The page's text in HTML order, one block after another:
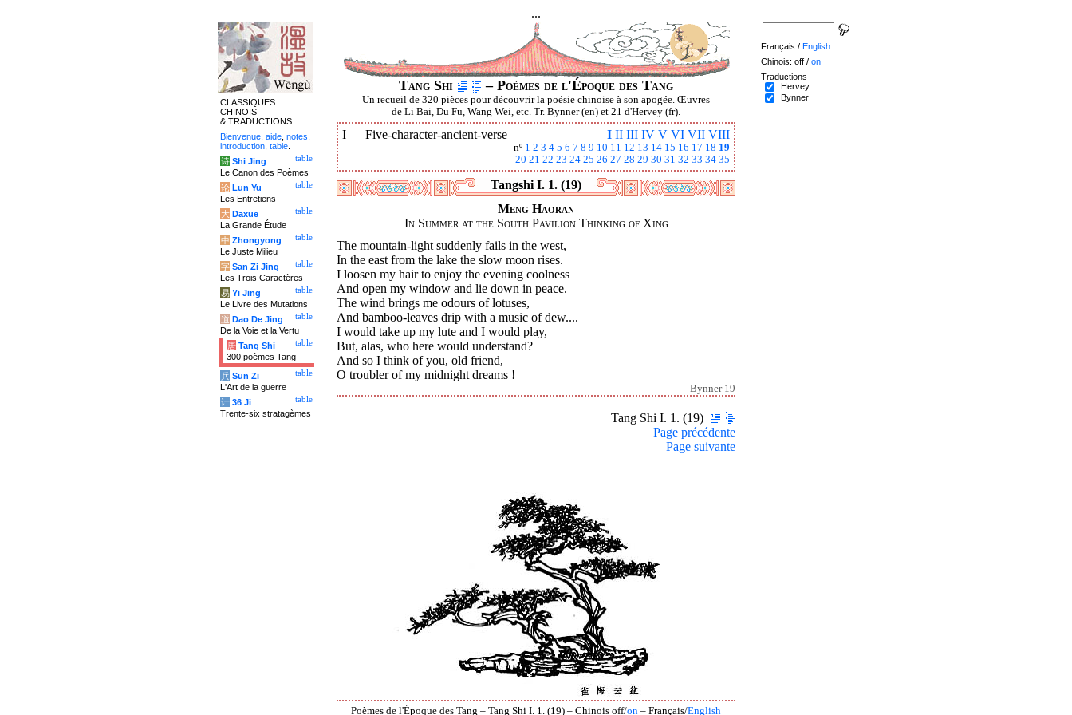
...
Tang Shi – Poèmes de l'Époque des Tang
Un recueil de 320 pièces pour découvrir la poésie chinoise à son apogée. Œuvres
de Li Bai, Du Fu, Wang Wei, etc. Tr. Bynner (en) et 21 d'Hervey (fr).
I II III IV V VI VII VIII
I — Five-character-ancient-verse
nº 1 2 3 4 5 6 7 8 9 10 11 12 13 14 15 16 17 18 19
20 21 22 23 24 25 26 27 28 29 30 31 32 33 34 35
Tangshi I. 1. (19)
Meng Haoran
In Summer at the South Pavilion Thinking of Xing
The mountain-light suddenly fails in the west,
In the east from the lake the slow moon rises.
I loosen my hair to enjoy the evening coolness
And open my window and lie down in peace.
The wind brings me odours of lotuses,
And bamboo-leaves drip with a music of dew....
I would take up my lute and I would play,
But, alas, who here would understand?
And so I think of you, old friend,
O troubler of my midnight dreams !
Bynner 19
Tang Shi I. 1. (19)
Page précédente
Page suivante
Poèmes de l'Époque des Tang – Tang Shi I. 1. (19) – Chinois off/on – Français/English
CLASSIQUES
CHINOIS
& TRADUCTIONS
Bienvenue aide notes
introduction table
table
诗 Shi Jing
Le Canon des Poèmes
table
论 Lun Yu
Les Entretiens
table
大 Daxue
La Grande Étude
table
中 Zhongyong
Le Juste Milieu
table
字 San Zi Jing
Les Trois Caractères
table
易 Yi Jing
Le Livre des Mutations
table
道 Dao De Jing
De la Voie et la Vertu
table
唐 Tang Shi
300 poèmes Tang
table
兵 Sun Zi
L'Art de la guerre
table
计 36 Ji
Trente-six stratagèmes
Français / English
Chinois: off / on
Traductions
Hervey
Bynner